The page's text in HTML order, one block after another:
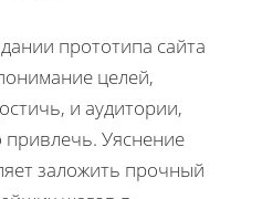
прототипа сайта
целей,
и аудитории,
Уяснение
заложить прочный